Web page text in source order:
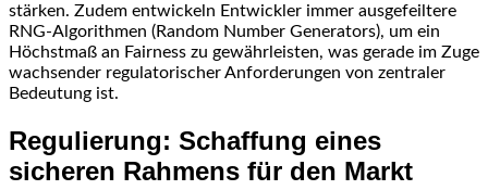
stärken. Zudem entwickeln Entwickler immer ausgefeiltere
RNG-Algorithmen (Random Number Generators), um ein
Höchstmaß an Fairness zu gewährleisten, was gerade im Zuge
wachsender regulatorischer Anforderungen von zentraler
Bedeutung ist.
Regulierung: Schaffung eines
sicheren Rahmens für den Markt